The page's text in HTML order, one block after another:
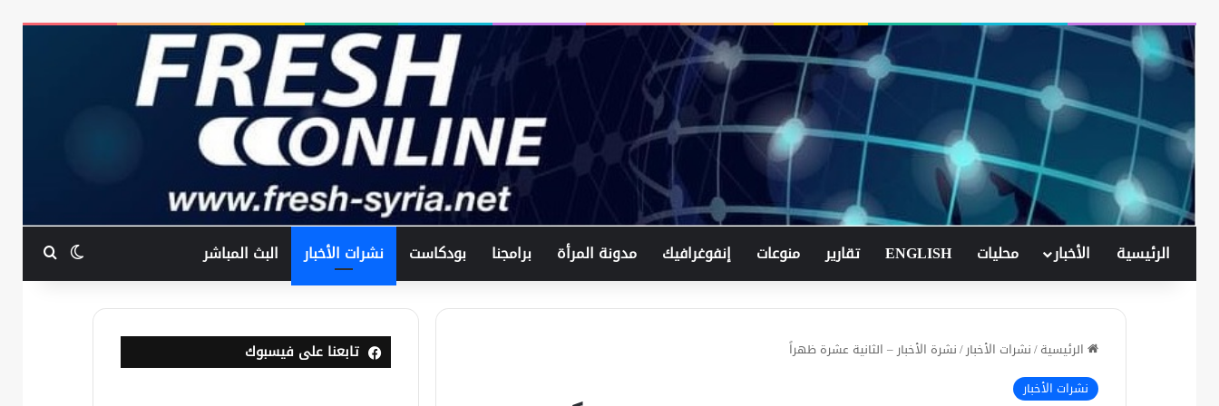
الرئيسية الأخبار محليات ENGLISH تقارير منوعات إنفوغرافيك مدونة المرأة برامجنا بودكاست نشرات الأخبار البث المباشر الوضعبحث
الرئيسية/نشرات الأخبار/نشرة الأخبار – الثانية عشرة ظهراً
نشرات الأخبار
تابعنا على فيسبوك